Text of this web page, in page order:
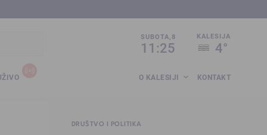
SUBOTA,8
11:25
KALESIJA
4°
O KALESIJI KONTAKT
DRUŠTVO I POLITIKA